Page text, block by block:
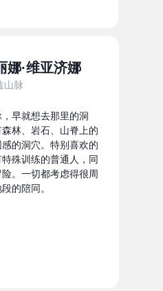
娜·维亚济娜
山脉
早就想去那里的洞
林、岩石、山脊上的
的洞穴。特别喜欢的
殊训练的普通人，同
。一切都考虑得很周
的陪同。